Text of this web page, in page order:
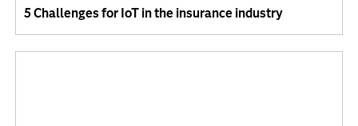
5 Challenges for IoT in the insurance industry